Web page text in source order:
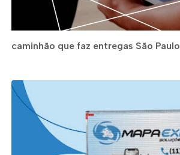
caminhão que faz entregas São Paulo